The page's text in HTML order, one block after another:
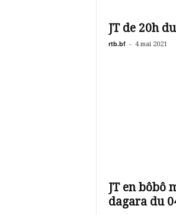
JT de 20h
rtb.bf - 4 mai 2021
JT en bôbô
dagara du